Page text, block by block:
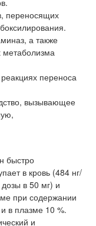
переносящих
а также
метаболизма
переноса
вызывающее
быстро
в кровь (484 нг/
в 50 мг) и
при содержании
в плазме 10 %.
и